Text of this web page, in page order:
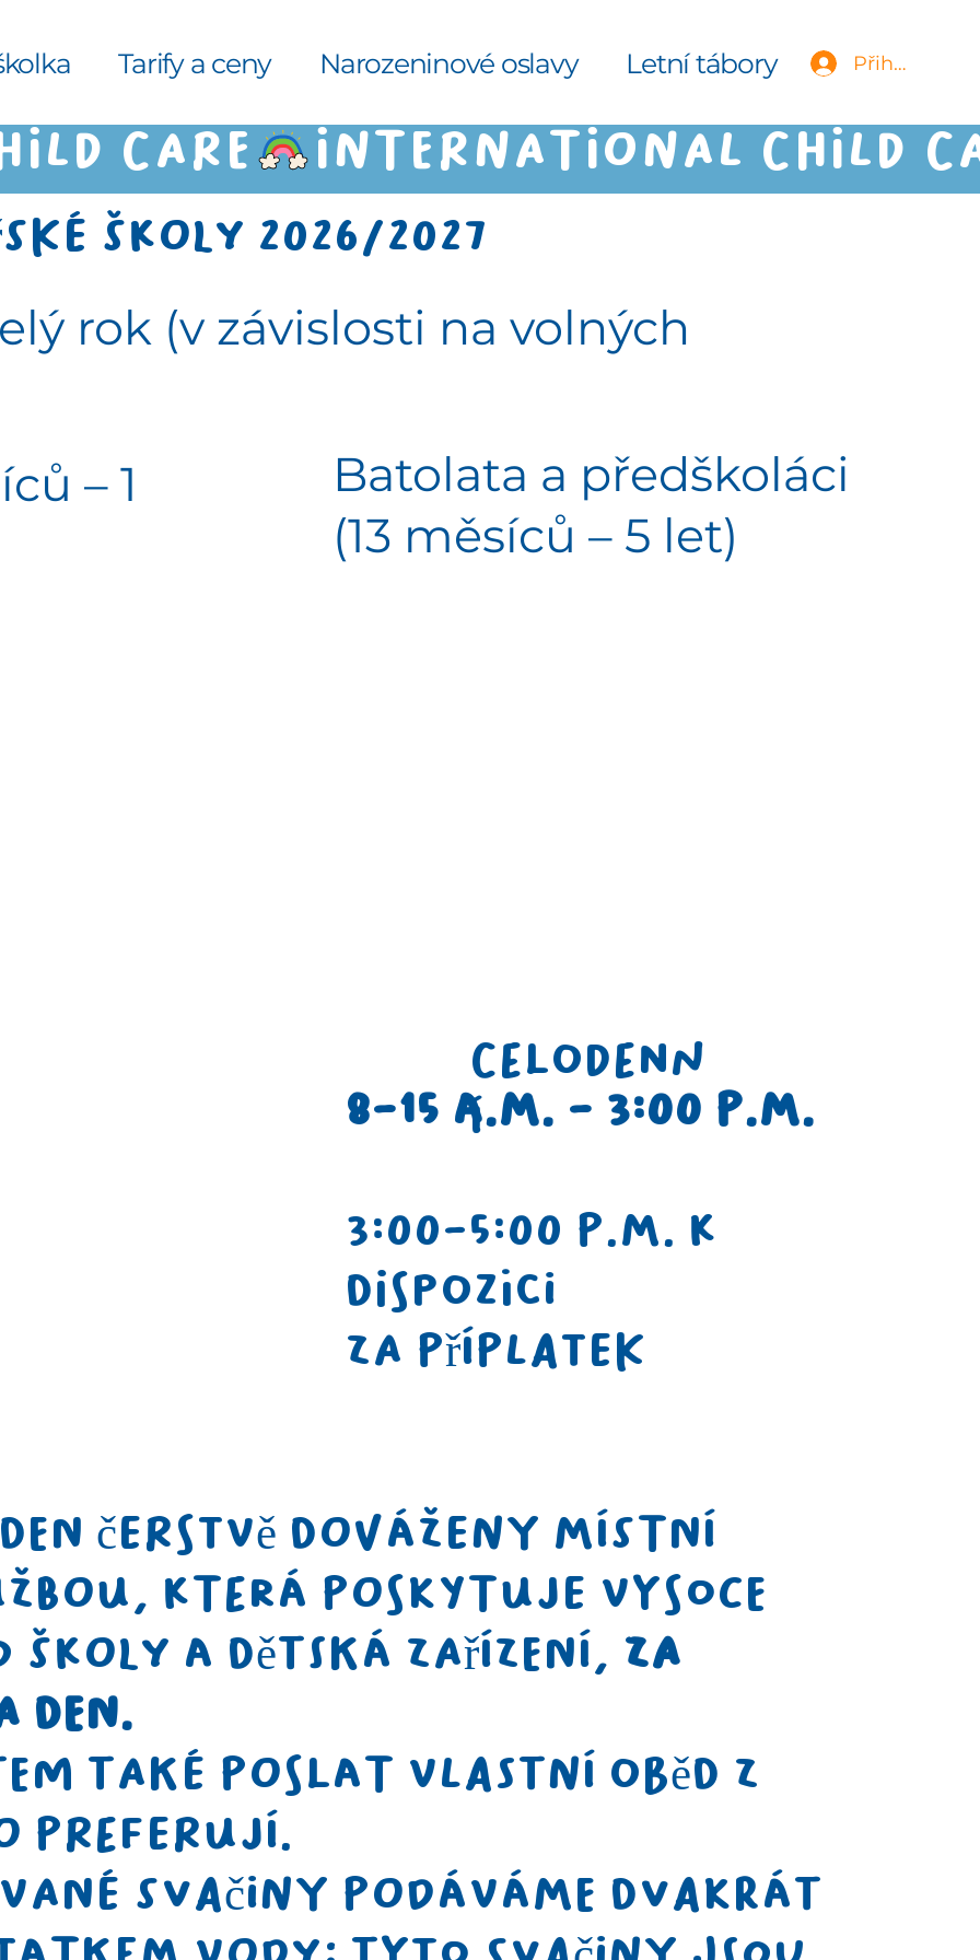
Tarify a ceny Narozeninové oslavy Letní tábory Události
Přihlásit se
CARE
školy 2026/2027
Celodenn
í
8-15 a.m. - 3:00 p.m.
3:00-5:00 p.m. k
dispozici
za příplatek
rok (v závislosti na volných
– 1
Batolata a předškoláci
(13 měsíců – 5 let)
čerstvě dováženy místní
která poskytuje vysoce
a dětská zařízení, za
den.
také poslat vlastní oběd z
preferují.
svačiny podáváme dvakrát